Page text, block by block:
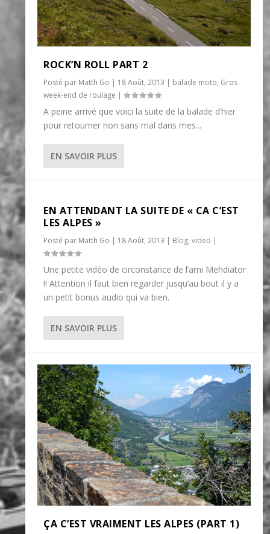
ROCK’N ROLL PART 2
Posté par Matth Go | 18 Août, 2013 | balade moto, Gros
week-end de roulage |
A peine arrivé que voici la suite de la balade d’hier
pour retourner non sans mal dans mes...
EN SAVOIR PLUS
EN ATTENDANT LA SUITE DE « CA C’EST
LES ALPES »
Posté par Matth Go | 18 Août, 2013 | Blog,video |
Une petite vidéo de circonstance de l’ami Mehdiator
!! Attention il faut bien regarder jusqu’au bout il y a
un petit bonus audio qui va bien.
EN SAVOIR PLUS
ÇA C’EST VRAIMENT LES ALPES (PART 1)